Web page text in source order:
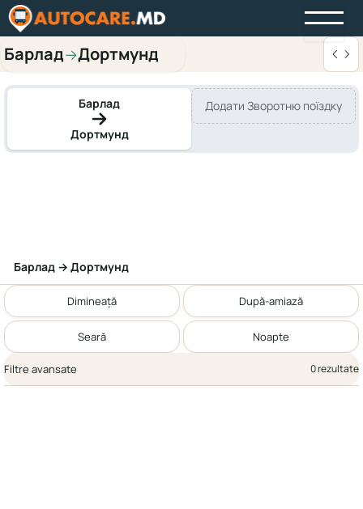
Барлад→Дортмунд
Барлад
Дортмунд
Додати Зворотню поїздку
Барлад → Дортмунд
Dimineață După-amiază
Seară Noapte
Filtre avansate 0 rezultate